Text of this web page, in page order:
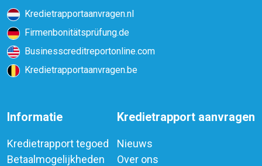
Kredietrapportaanvragen.nl
Firmenbonitätsprüfung.de
Businesscreditreportonline.com
Kredietrapportaanvragen.be
Informatie
Kredietrapport tegoed
Betaalmogelijkheden
Kredietrapport aanvragen
Nieuws
Over ons